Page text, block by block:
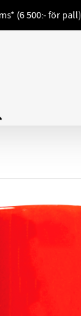
(6 500:- för pall)